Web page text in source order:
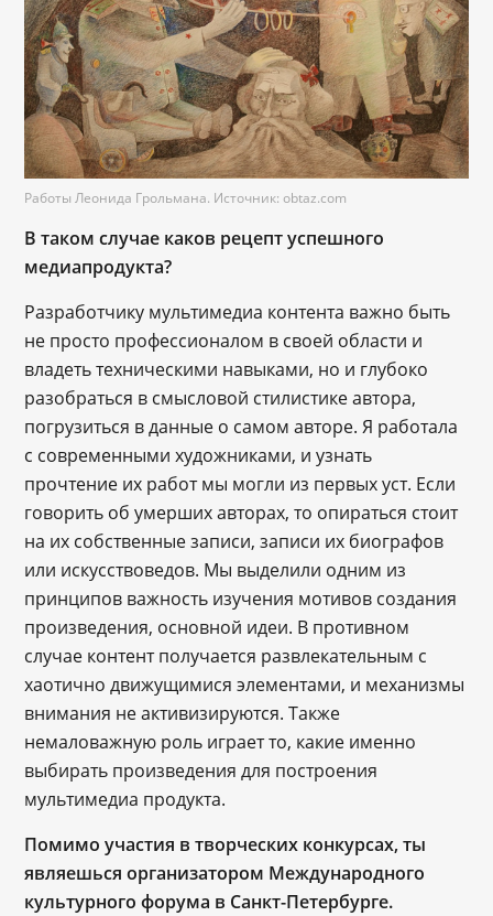
Работы Леонида Грольмана. Источник: obtaz.com
В таком случае каков рецепт успешного
медиапродукта?
Разработчику мультимедиа контента важно быть
не просто профессионалом в своей области и
владеть техническими навыками, но и глубоко
разобраться в смысловой стилистике автора,
погрузиться в данные о самом авторе. Я работала
с современными художниками, и узнать
прочтение их работ мы могли из первых уст. Если
говорить об умерших авторах, то опираться стоит
на их собственные записи, записи их биографов
или искусствоведов. Мы выделили одним из
принципов важность изучения мотивов создания
произведения, основной идеи. В противном
случае контент получается развлекательным с
хаотично движущимися элементами, и механизмы
внимания не активизируются. Также
немаловажную роль играет то, какие именно
выбирать произведения для построения
мультимедиа продукта.
Помимо участия в творческих конкурсах, ты
являешься организатором Международного
культурного форума в Санкт-Петербурге.